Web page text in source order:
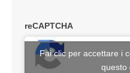
reCAPTCHA
Fai clic per accettare i
questo